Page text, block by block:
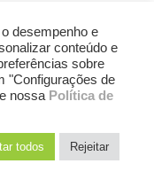
desempenho e
conteúdo e
sobre
"Configurações de
nossa Política de
todos Rejeitar